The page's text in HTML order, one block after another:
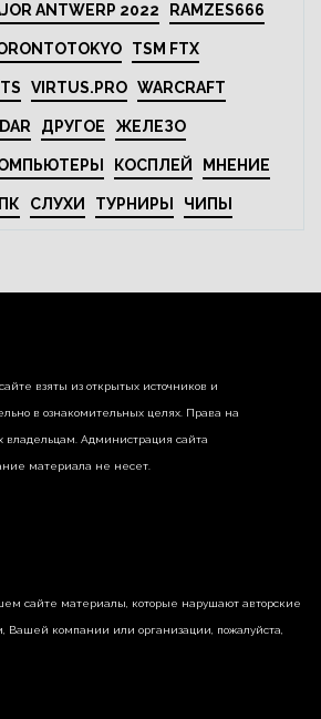
ANTWERP 2022 RAMZES666
TSM FTX
VIRTUS.PRO WARCRAFT
ДРУГОЕ ЖЕЛЕЗО
КОСПЛЕЙ МНЕНИЕ
ПК СЛУХИ ТУРНИРЫ ЧИПЫ
взяты из открытых источников и
в ознакомительных целях. Права на
Администрация сайта
материала не несет.
сайте материалы, которые нарушают авторские
компании или организации, пожалуйста,